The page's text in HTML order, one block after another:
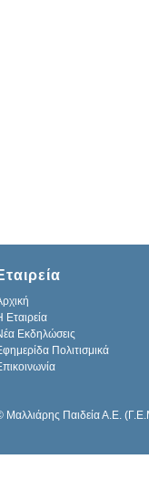
Εταιρεία
Εκδηλώσεις
Πολιτισμικά
Μαλλιάρης Παιδεία Α.Ε.